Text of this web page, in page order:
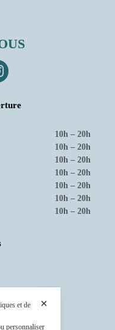
10h – 20h
10h – 20h
10h – 20h
10h – 20h
10h – 20h
10h – 20h
10h – 20h
✕
et de
personnaliser